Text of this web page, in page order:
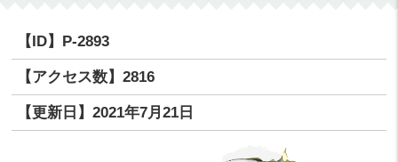
【ID】 P-2893
【アクセス数】2816
【更新日】2021年7月21日